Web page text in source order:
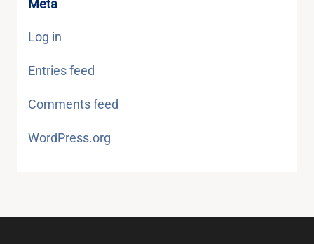
Meta
Log in
Entries feed
Comments feed
WordPress.org